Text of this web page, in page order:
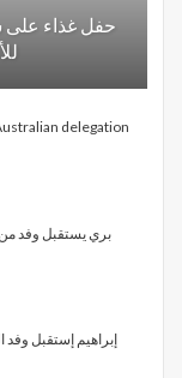
حفل غذاء على
delegation
بري يستقبل وفد من
إبراهيم إستقبل وفد